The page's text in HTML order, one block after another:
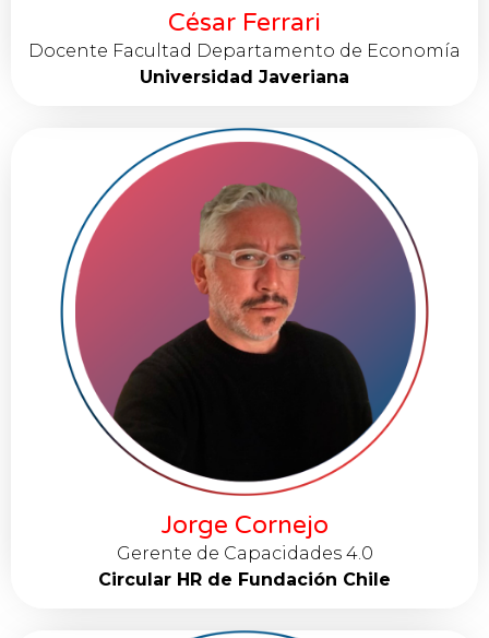
César Ferrari
Docente Facultad Departamento de Economía
Universidad Javeriana
Jorge Cornejo
Gerente de Capacidades 4.0
Circular HR de Fundación Chile